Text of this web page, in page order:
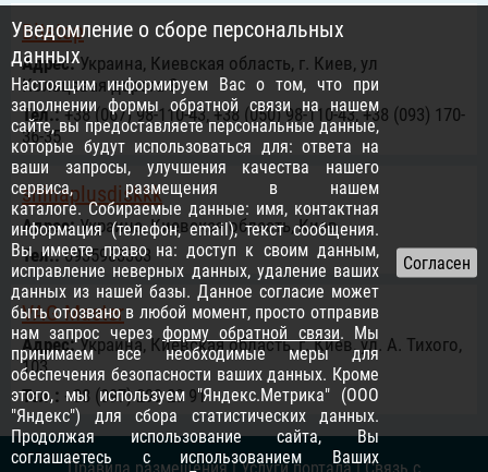
Bitstop
Адрес:Украина, Киевская область, г. Киев, ул
Кольцевая дорога 8
Тел.:+38 (067) 98-110-43, +38 (050) 98-110-43, +38 (093) 170-
36-35
shinaplusdiskkk
Адрес:Украина, Киевская область, Киев
Тел.:0935983363
VAG Master
Адрес:Украина, Киевская область, г. Киев, ул. А. Тихого,
103
Тел.: +38 (097) 299 29 91
Правила размещения|Услуги портала|Связь с
Уведомление о сборе персональных
данных
Настоящим информируем Вас о том, что при
заполнении формы обратной связи на нашем
сайте, вы предоставляете персональные данные,
которые будут использоваться для: ответа на
ваши запросы, улучшения качества нашего
сервиса, размещения в нашем
каталоге. Собираемые данные: имя, контактная
информация (телефон, email), текст сообщения.
Вы имеете право на: доступ к своим данным,
исправление неверных данных, удаление ваших
данных из нашей базы. Данное согласие может
быть отозвано в любой момент, просто отправив
нам запрос черезформу обратной связи. Мы
принимаем все необходимые меры для
обеспечения безопасности ваших данных. Кроме
этого, мы используем "Яндекс.Метрика" (ООО
"Яндекс") для сбора статистических данных.
Продолжая использование сайта, Вы
соглашаетесь с использованием Ваших